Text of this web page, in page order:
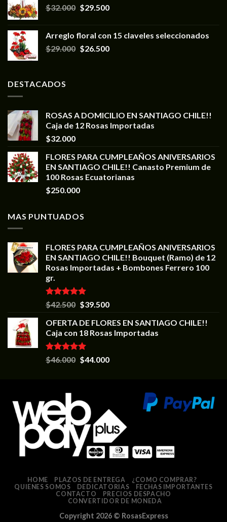
$32.000 $29.500
Arreglo floral con 15 claveles seleccionados
$29.000 $26.500
DESTACADOS
ROSAS A DOMICILIO EN SANTIAGO CHILE!!
Caja de 12 Rosas Importadas
$32.000
FLORES PARA CUMPLEAÑOS ANIVERSARIOS
EN SANTIAGO CHILE!! Canasto Premium de
100 Rosas Ecuatorianas
$250.000
MAS PUNTUADOS
FLORES PARA CUMPLEAÑOS ANIVERSARIOS
EN SANTIAGO CHILE!! Bouquet (Ramo) de 12
Rosas Importadas + Bombones Ferrero 100
gr.
Valorado en
5.00
$42.500 $39.500
OFERTA DE FLORES EN SANTIAGO CHILE!!
Caja con 18 Rosas Importadas
Valorado en
5.00
$46.000 $44.000
HOME PLAZOS DE ENTREGA
¿COMO COMPRAR?
QUIENES SOMOS
DEDICATORIAS
FECHAS IMPORTANTES
CONTACTO
PRECIOS DESPACHO
CONVERTIDOR DE MONEDA
Copyright 2026 © RosasExpress